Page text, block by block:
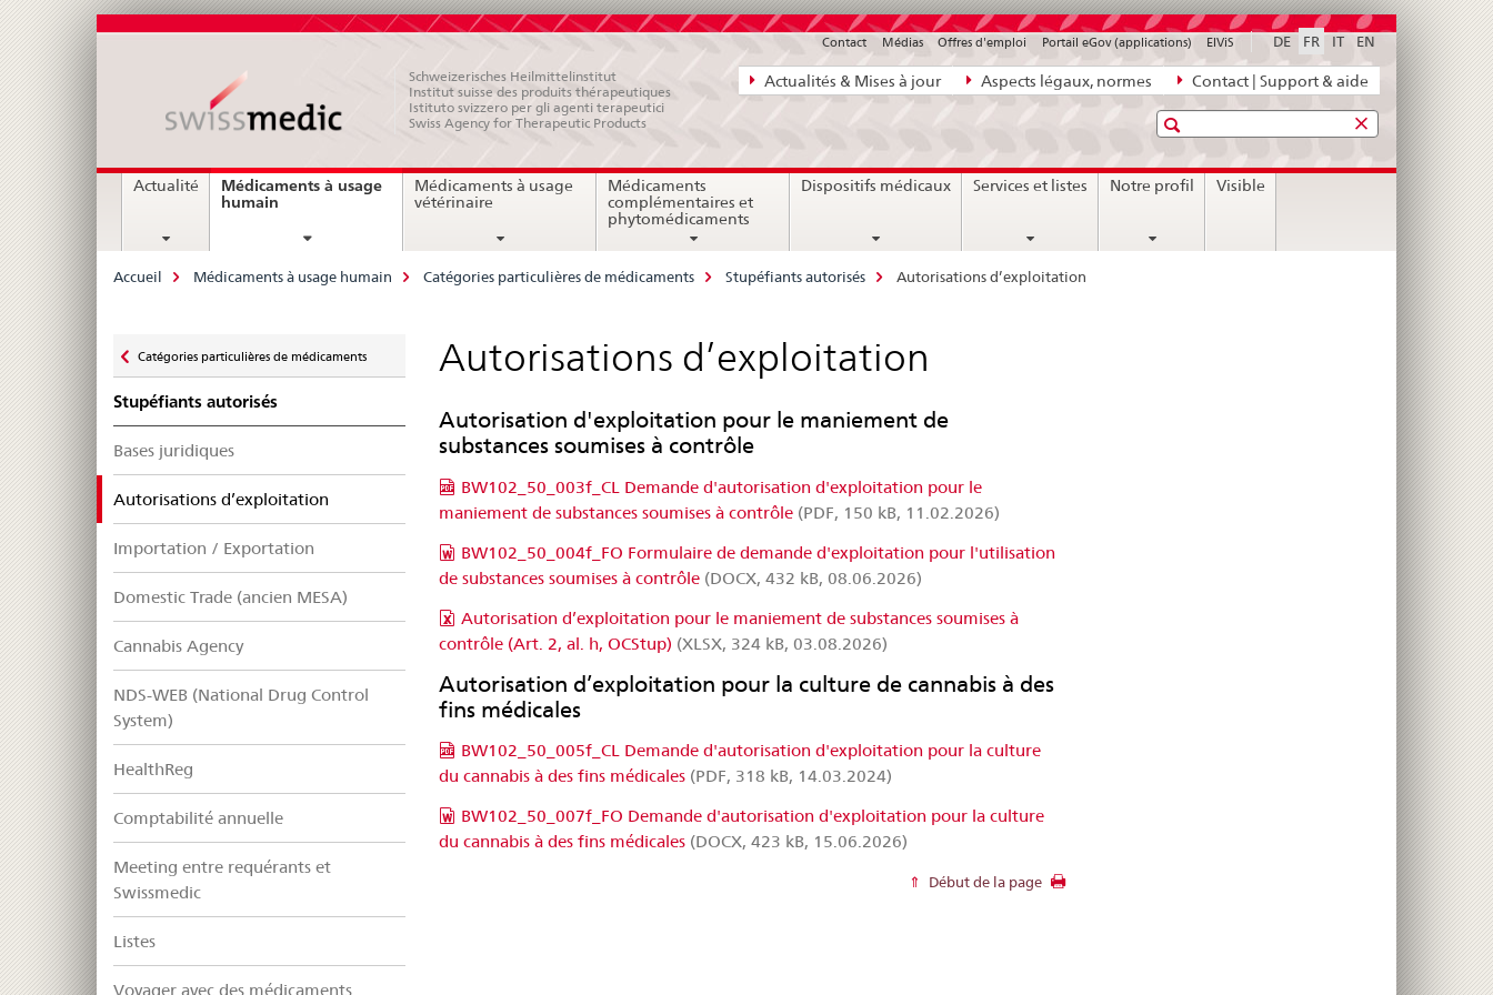
Navigation
directe:
bases
juridiques,
contact
Actualités & Mises à jour Aspects légaux, normes Contact | Support & aide
DE FR IT EN
Contact Médias Offres d'emploi Portail eGov (applications) ElViS
Schweizerisches Heilmittelinstitut
Institut suisse des produits thérapeutiques
Istituto svizzero per gli agenti terapeutici
Swiss Agency for Therapeutic Products
Recherche
Navigation
Actualité
Médicaments à usage
humain
Médicaments à usage
vétérinaire
Médicaments
complémentaires et
phytomédicaments
Dispositifs médicaux Services et listes Notre profil Visible
Breadcrumb
Accueil Médicaments à usage humain Catégories particulières de médicaments Stupéfiants autorisés Autorisations d’exploitation
zu
Catégories particulières de médicaments
Stupéfiants autorisés
Bases juridiques
Autorisations d’exploitation
Importation / Exportation
Domestic Trade (ancien MESA)
Cannabis Agency
NDS-WEB (National Drug Control
System)
HealthReg
Comptabilité annuelle
Meeting entre requérants et
Swissmedic
Listes
Voyager avec des médicaments
Autorisations d’exploitation
Autorisation d'exploitation pour le maniement de
substances soumises à contrôle
BW102_50_003f_CL Demande d'autorisation d'exploitation pour le
maniement de substances soumises à contrôle(PDF, 150 kB, 11.02.2026)
BW102_50_004f_FO Formulaire de demande d'exploitation pour l'utilisation
de substances soumises à contrôle(DOCX, 432 kB, 08.06.2026)
Autorisation d’exploitation pour le maniement de substances soumises à
contrôle (Art. 2, al. h, OCStup) (XLSX, 324 kB, 03.08.2026)
Autorisation d’exploitation pour la culture de cannabis à des
fins médicales
BW102_50_005f_CL Demande d'autorisation d'exploitation pour la culture
du cannabis à des fins médicales(PDF, 318 kB, 14.03.2024)
BW102_50_007f_FO Demande d'autorisation d'exploitation pour la culture
du cannabis à des fins médicales(DOCX, 423 kB, 15.06.2026)
Début de la page